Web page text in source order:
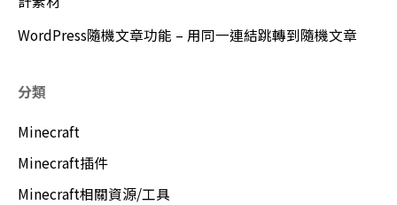
WordPress隨機文章功能 – 用同一連結跳轉到隨機文章
分類
Minecraft
Minecraft插件
Minecraft相關資源/工具